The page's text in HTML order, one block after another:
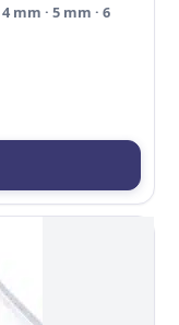
mm · 5 mm · 6